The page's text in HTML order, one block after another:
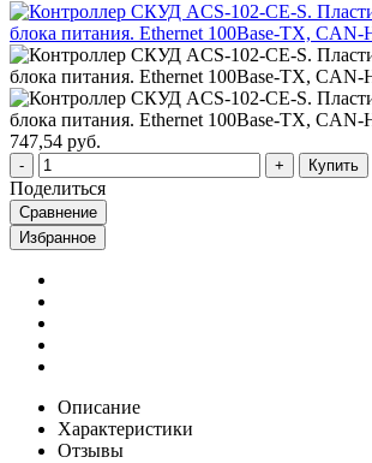
747,54 руб.
Купить
Поделиться
Сравнение
Избранное
Описание
Характеристики
Отзывы